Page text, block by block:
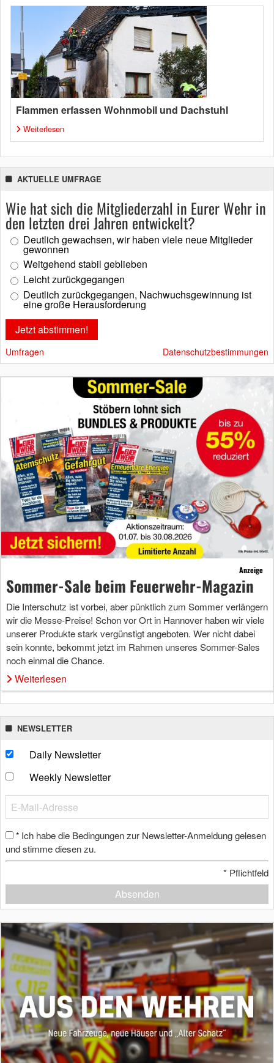
Flammen erfassen Wohnmobil und Dachstuhl
Weiterlesen
AKTUELLE UMFRAGE
Wie hat sich die Mitgliederzahl in Eurer Wehr in
den letzten drei Jahren entwickelt?
Deutlich gewachsen, wir haben viele neue Mitglieder
gewonnen
Weitgehend stabil geblieben
Leicht zurückgegangen
Deutlich zurückgegangen, Nachwuchsgewinnung ist
eine große Herausforderung
Umfragen Datenschutzbestimmungen
Anzeige
Sommer-Sale beim Feuerwehr-Magazin
Die Interschutz ist vorbei, aber pünktlich zum Sommer verlängern
wir die Messe-Preise! Schon vor Ort in Hannover haben wir viele
unserer Produkte stark vergünstigt angeboten. Wer nicht dabei
sein konnte, bekommt jetzt im Rahmen unseres Sommer-Sales
noch einmal die Chance.
Weiterlesen
NEWSLETTER
Daily Newsletter
Weekly Newsletter
* Ich habe die Bedingungen zur Newsletter-Anmeldung gelesen
und stimme diesen zu.
* Pflichtfeld
Absenden